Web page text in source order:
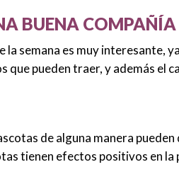
BUENA
la semana es muy interesante,
que pueden traer, y además el
de alguna manera
tienen efectos positivos en